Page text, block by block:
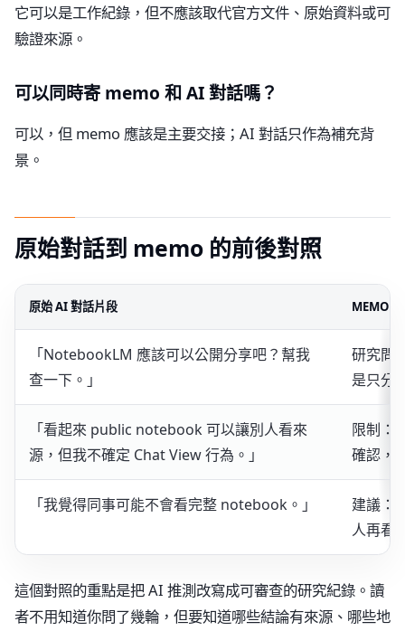
它可以是工作紀錄，但不應該取代官方文件、原始資料或可
驗證來源。
可以同時寄 memo 和 AI 對話嗎？
可以，但 memo 應該是主要交接；AI 對話只作為補充背
景。
原始對話到 memo 的前後對照
原始 AI 對話片段 MEMO
「NotebookLM 應該可以公開分享吧？幫我
查一下。」
研究問
是只分
「看起來 public notebook 可以讓別人看來
源，但我不確定 Chat View 行為。」
限制：
確認，
「我覺得同事可能不會看完整 notebook。」
建議：
人再看
這個對照的重點是把 AI 推測改寫成可審查的研究紀錄。讀
者不用知道你問了幾輪，但要知道哪些結論有來源、哪些地